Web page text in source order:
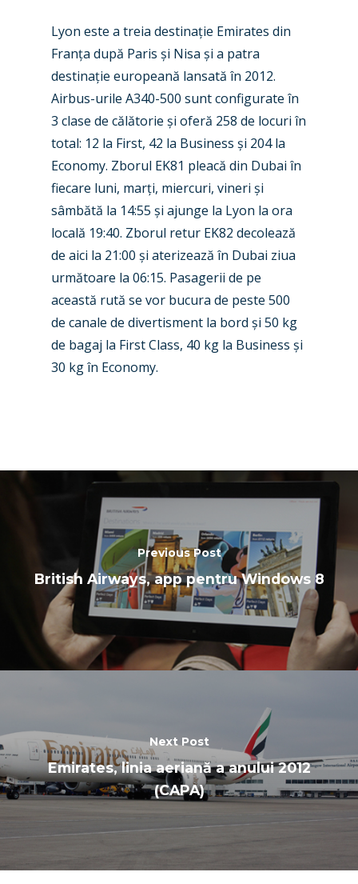
Lyon este a treia destinație Emirates din
Franța după Paris și Nisa și a patra
destinație europeană lansată în 2012.
Airbus-urile A340-500 sunt configurate în
3 clase de călătorie și oferă 258 de locuri în
total: 12 la First, 42 la Business și 204 la
Economy. Zborul EK81 pleacă din Dubai în
fiecare luni, marți, miercuri, vineri și
sâmbătă la 14:55 și ajunge la Lyon la ora
locală 19:40. Zborul retur EK82 decolează
de aici la 21:00 și aterizează în Dubai ziua
următoare la 06:15. Pasagerii de pe
această rută se vor bucura de peste 500
de canale de divertisment la bord și 50 kg
de bagaj la First Class, 40 kg la Business și
30 kg în Economy.
Previous Post
British Airways, app pentru Windows 8
Next Post
Emirates, linia aeriană a anului 2012
(CAPA)
New Routes
Industry
Accidents / Incidents
Airshows
Dubai 2025
Paris 2025
Farnborough 2024
Paris 2023
Farnborough 2022
Dubai 2019
Business Jets
Military
Trip Reports
Marketplace
Jobs